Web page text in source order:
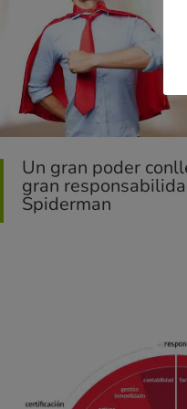
Un gran poder
gran
Spiderman